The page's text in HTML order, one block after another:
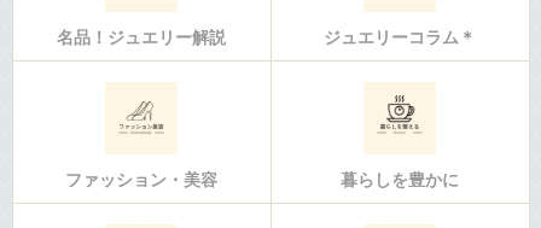
名品！ジュエリー解説 ジュエリーコラム＊
ファッション・美容 暮らしを豊かに